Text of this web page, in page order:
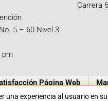
5 – 60 Nivel 3
pm
Carrera
Página Web
una experiencia al usuario en